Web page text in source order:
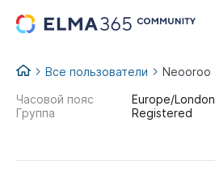
...
Все пользователи Neooroo
Часовой пояс
Europe/London
Группа
Registered